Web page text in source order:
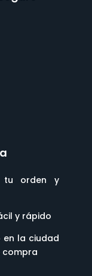
orden y
y rápido
en la ciudad